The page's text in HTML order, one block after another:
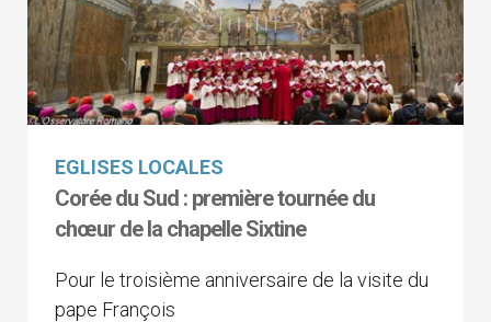
EGLISES LOCALES
Corée du Sud : première tournée du
chœur de la chapelle Sixtine
Pour le troisième anniversaire de la visite du
pape François